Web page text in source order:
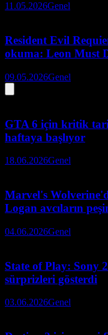
11.05.2026Genel
Resident Evil
okuma: Leon Must
09.05.2026Genel
GTA 6 için kritik
haftaya başlıyor
18.06.2026Genel
Marvel's
Logan avcıların
04.06.2026Genel
State of Play: Sony
sürprizleri gösterdi
03.06.2026Genel